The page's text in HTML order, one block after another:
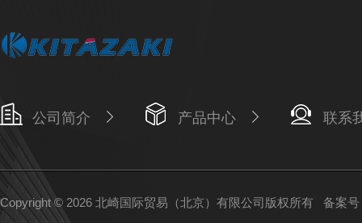
公司简介 产品中心 联系
Copyright © 2026 北崎国际贸易（北京）有限公司版权所有 备案号